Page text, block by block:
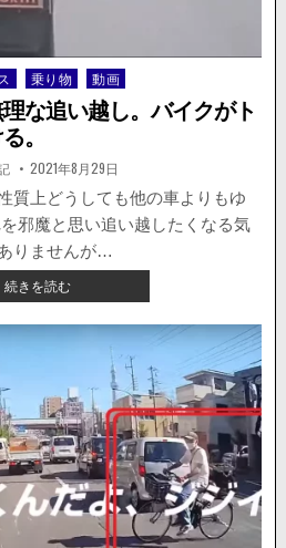
謀
運
転
が
故
を
起
こ
す
様
公
乗り物 動画
理な追い越し。バイクがト
。
掲
載
日：
2021年8月29日
質上どうしても他の車よりもゆ
邪魔と思い追い越したくなる気
りませんが…
続きを読む【海
外
ニ
ス】
無
理
な
追
い
越
し。